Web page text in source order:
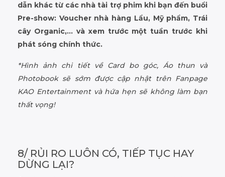
dẫn khác từ các nhà tài trợ phim khi bạn đến buổi
Pre-show: Voucher nhà hàng Lẩu, Mỹ phẩm, Trái
cây Organic,… và xem trước một tuần trước khi
phát sóng chính thức.
*Hình ảnh chi tiết về Card bo góc, Áo thun và
Photobook sẽ sớm được cập nhật trên Fanpage
KAO Entertainment và hứa hẹn sẽ không làm bạn
thất vọng!
8/ RỦI RO LUÔN CÓ, TIẾP TỤC HAY
DỪNG LẠI?